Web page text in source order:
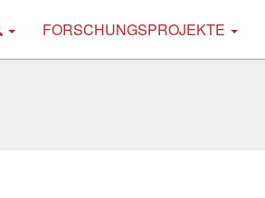
FORSCHUNGSPROJEKTE